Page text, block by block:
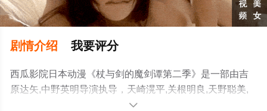
剧情介绍 我要评分
西瓜影院日本动漫《杖与剑的魔剑谭第二季》是一部由吉
原达矢,中野英明导演执导，天崎滉平,关根明良,天野聪美,
水中雅章,柿原彻也,Lynn,河西健吾等演员精彩演绎的日本动
